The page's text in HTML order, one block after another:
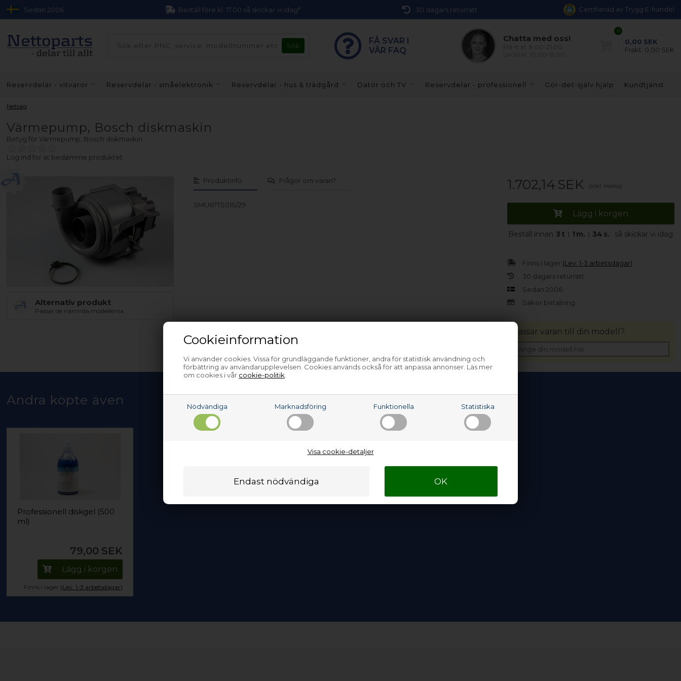
Cookieinformation
Vi använder cookies. Vissa för grundläggande funktioner, andra för statistisk användning och
förbättring av användarupplevelsen. Cookies används också för att anpassa annonser. Läs mer
om cookies i vår cookie-politik
Nödvändiga Marknadsföring Funktionella Statistiska
Visa cookie-detaljer
Sedan 2006 Beställ före kl. 17.00 så skickar vi idag* 30 dagars returrätt Certifierad av Trygg E-handel
FÅ SVAR I
VÅR FAQ
Chatta med oss!
0
0,00 SEK
Frakt: 0,00 SEK
Reservdelar - vitvaror Reservdelar - småelektronik Reservdelar - hus & trädgård Dator och TV Reservdelar - professionell Gör-det-själv hjälp Kundtjänst
Netsag
Värmepump, Bosch diskmaskin
Betyg förVärmepump, Bosch diskmaskin
Log ind for at bedømme produktet
Alternativ produkt
Passar de nämnda modellerna.
Produktinfo Frågor om varan?
SMU67TS01S/29
1.702,14 SEK (inkl. moms)
Lägg i korgen
Beställ innan 3 t : 1 m. : 34 s. så skickar vi idag
Finns i lager (Lev. 1-3 arbetsdagar)
30 dagars returrätt
Sedan 2006
Säker betalning
Passar varan till din modell?
Andra köpte även
Professionell diskgel (500
ml)
79,00 SEK
Lägg i korgen
Finns i lager (Lev. 1-3 arbetsdagar)